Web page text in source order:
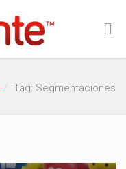
Tag: Segmentaciones